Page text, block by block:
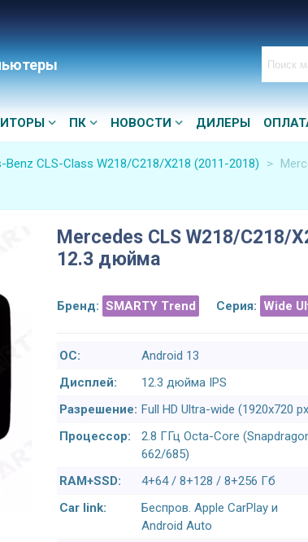
ПК НОВОСТИ ДИЛЕРЫ
Benz CLS-Class W218/C218/X218 (2011-2018) >
Mercedes CLS W218/C218/
12.3 дюйма
Бренд: SMARTY Trend Серия: Wide
ОС:
Android 13
Дисплей:
12.3 дюйма IPS
Разрешение: Full HD Ultra-wide (1920x720
Процессор:
2.8 ГГц Octa-Core
662/685)
RAM+SSD:
4+64 / 8+128 / 8+256 Гб
Car link:
Беспров. Apple CarPlay и
Android Auto